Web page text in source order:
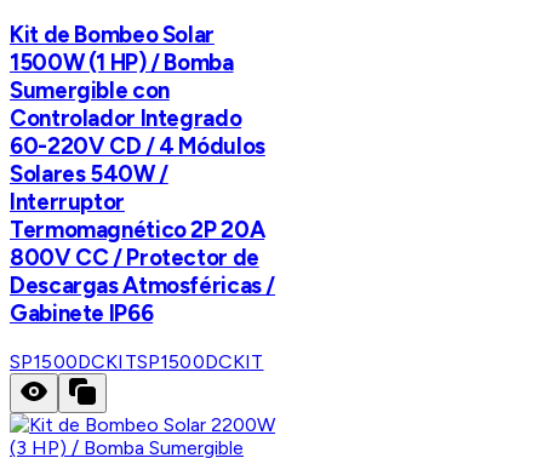
Kit de Bombeo Solar
1500W (1 HP) / Bomba
Sumergible con
Controlador Integrado
60-220V CD / 4 Módulos
Solares 540W /
Interruptor
Termomagnético 2P 20A
800V CC / Protector de
Descargas Atmosféricas /
Gabinete IP66
SP1500DCKITSP1500DCKIT